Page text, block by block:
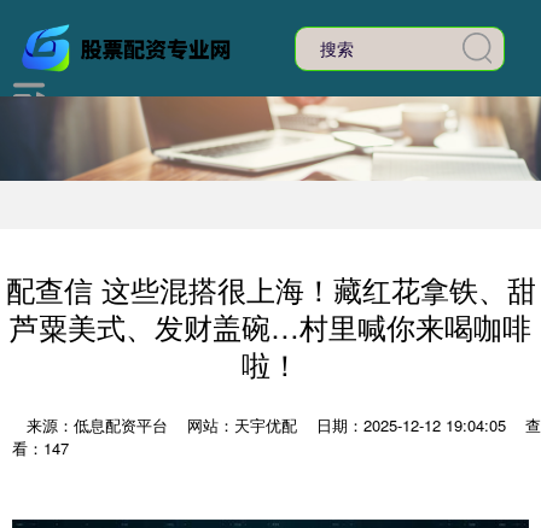
配查信 这些混搭很上海！藏红花拿铁、甜
芦粟美式、发财盖碗…村里喊你来喝咖啡
啦！
来源：低息配资平台 网站：天宇优配 日期：2025-12-12 19:04:05
查
看：147